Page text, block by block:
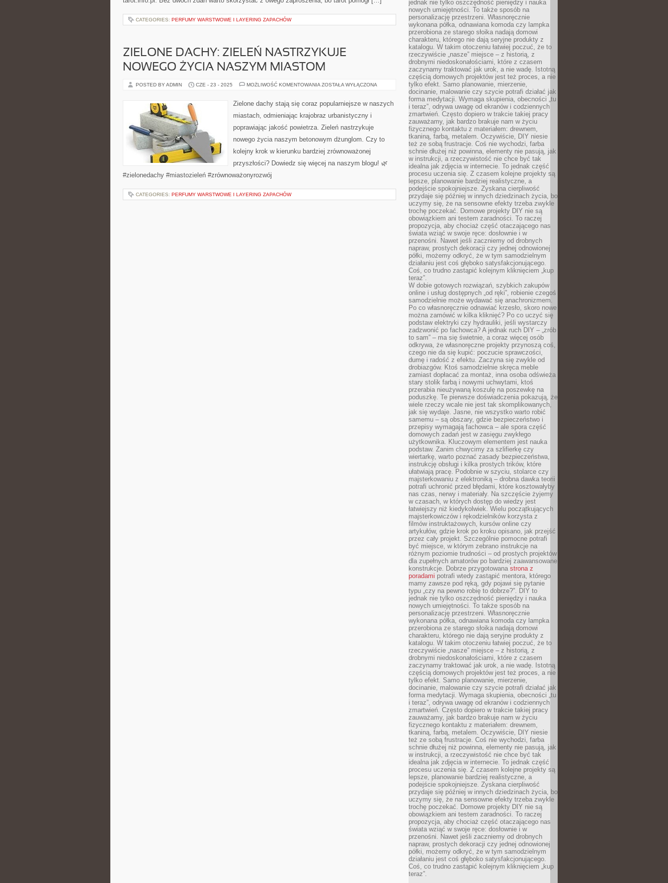
CATEGORIES: PERFUMY WARSTWOWE I LAYERING ZAPACHÓW
ZIELONE DACHY: ZIELEŃ NASTRZYKUJE
NOWEGO ŻYCIA NASZYM MIASTOM
POSTED BY ADMIN CZE - 23 - 2025 MOŻLIWOŚĆ KOMENTOWANIA ZIELONE
NASTRZYKUJE
NOWEGO
NASZYM
ZOSTAŁA WYŁĄCZONA
Zielone dachy stają się coraz popularniejsze w naszych
miastach, odmieniając krajobraz urbanistyczny i
poprawiając jakość powietrza. Zieleń nastrzykuje
nowego życia naszym betonowym dżunglom. Czy to
kolejny krok w kierunku bardziej zrównoważonej
przyszłości? Dowiedz się więcej na naszym blogu! 🌿
#zielonedachy #miastozieleń #zrównoważonyrozwój
CATEGORIES: PERFUMY WARSTWOWE I LAYERING ZAPACHÓW
jednak nie tylko oszczędność pieniędzy i nauka
nowych umiejętności. To także sposób na
personalizację przestrzeni. Własnoręcznie
wykonana półka, odnawiana komoda czy lampka
przerobiona ze starego słoika nadają domowi
charakteru, którego nie dają seryjne produkty z
katalogu. W takim otoczeniu łatwiej poczuć, że to
rzeczywiście „nasze” miejsce – z historią, z
drobnymi niedoskonałościami, które z czasem
zaczynamy traktować jak urok, a nie wadę. Istotną
częścią domowych projektów jest też proces, a nie
tylko efekt. Samo planowanie, mierzenie,
docinanie, malowanie czy szycie potrafi działać jak
forma medytacji. Wymaga skupienia, obecności „tu
i teraz”, odrywa uwagę od ekranów i codziennych
zmartwień. Często dopiero w trakcie takiej pracy
zauważamy, jak bardzo brakuje nam w życiu
fizycznego kontaktu z materiałem: drewnem,
tkaniną, farbą, metalem. Oczywiście, DIY niesie
też ze sobą frustracje. Coś nie wychodzi, farba
schnie dłużej niż powinna, elementy nie pasują, jak
w instrukcji, a rzeczywistość nie chce być tak
idealna jak zdjęcia w internecie. To jednak część
procesu uczenia się. Z czasem kolejne projekty są
lepsze, planowanie bardziej realistyczne, a
podejście spokojniejsze. Zyskana cierpliwość
przydaje się później w innych dziedzinach życia, bo
uczymy się, że na sensowne efekty trzeba zwykle
trochę poczekać. Domowe projekty DIY nie są
obowiązkiem ani testem zaradności. To raczej
propozycja, aby chociaż część otaczającego nas
świata wziąć w swoje ręce: dosłownie i w
przenośni. Nawet jeśli zaczniemy od drobnych
napraw, prostych dekoracji czy jednej odnowionej
półki, możemy odkryć, że w tym samodzielnym
działaniu jest coś głęboko satysfakcjonującego.
Coś, co trudno zastąpić kolejnym kliknięciem „kup
teraz”.
W dobie gotowych rozwiązań, szybkich zakupów
online i usług dostępnych „od ręki”, robienie czegoś
samodzielnie może wydawać się anachronizmem.
Po co własnoręcznie odnawiać krzesło, skoro nowe
można zamówić w kilka kliknięć? Po co uczyć się
podstaw elektryki czy hydrauliki, jeśli wystarczy
zadzwonić po fachowca? A jednak ruch DIY – „zrób
to sam” – ma się świetnie, a coraz więcej osób
odkrywa, że własnoręczne projekty przynoszą coś,
czego nie da się kupić: poczucie sprawczości,
dumę i radość z efektu. Zaczyna się zwykle od
drobiazgów. Ktoś samodzielnie skręca meble
zamiast dopłacać za montaż, inna osoba odświeża
stary stolik farbą i nowymi uchwytami, ktoś
przerabia nieużywaną koszulę na poszewkę na
poduszkę. Te pierwsze doświadczenia pokazują, że
wiele rzeczy wcale nie jest tak skomplikowanych,
jak się wydaje. Jasne, nie wszystko warto robić
samemu – są obszary, gdzie bezpieczeństwo i
przepisy wymagają fachowca – ale spora część
domowych zadań jest w zasięgu zwykłego
użytkownika. Kluczowym elementem jest nauka
podstaw. Zanim chwycimy za szlifierkę czy
wiertarkę, warto poznać zasady bezpieczeństwa,
instrukcję obsługi i kilka prostych trików, które
ułatwiają pracę. Podobnie w szyciu, stolarce czy
majsterkowaniu z elektroniką – drobna dawka teorii
potrafi uchronić przed błędami, które kosztowałyby
nas czas, nerwy i materiały. Na szczęście żyjemy
w czasach, w których dostęp do wiedzy jest
łatwiejszy niż kiedykolwiek. Wielu początkujących
majsterkowiczów i rękodzielników korzysta z
filmów instruktażowych, kursów online czy
artykułów, gdzie krok po kroku opisano, jak przejść
przez cały projekt. Szczególnie pomocne potrafi
być miejsce, w którym zebrano instrukcje na
różnym poziomie trudności – od prostych projektów
dla zupełnych amatorów po bardziej zaawansowane
konstrukcje. Dobrze przygotowana strona z
poradami potrafi wtedy zastąpić mentora, którego
mamy zawsze pod ręką, gdy pojawi się pytanie
typu „czy na pewno robię to dobrze?”. DIY to
jednak nie tylko oszczędność pieniędzy i nauka
nowych umiejętności. To także sposób na
personalizację przestrzeni. Własnoręcznie
wykonana półka, odnawiana komoda czy lampka
przerobiona ze starego słoika nadają domowi
charakteru, którego nie dają seryjne produkty z
katalogu. W takim otoczeniu łatwiej poczuć, że to
rzeczywiście „nasze” miejsce – z historią, z
drobnymi niedoskonałościami, które z czasem
zaczynamy traktować jak urok, a nie wadę. Istotną
częścią domowych projektów jest też proces, a nie
tylko efekt. Samo planowanie, mierzenie,
docinanie, malowanie czy szycie potrafi działać jak
forma medytacji. Wymaga skupienia, obecności „tu
i teraz”, odrywa uwagę od ekranów i codziennych
zmartwień. Często dopiero w trakcie takiej pracy
zauważamy, jak bardzo brakuje nam w życiu
fizycznego kontaktu z materiałem: drewnem,
tkaniną, farbą, metalem. Oczywiście, DIY niesie
też ze sobą frustracje. Coś nie wychodzi, farba
schnie dłużej niż powinna, elementy nie pasują, jak
w instrukcji, a rzeczywistość nie chce być tak
idealna jak zdjęcia w internecie. To jednak część
procesu uczenia się. Z czasem kolejne projekty są
lepsze, planowanie bardziej realistyczne, a
podejście spokojniejsze. Zyskana cierpliwość
przydaje się później w innych dziedzinach życia, bo
uczymy się, że na sensowne efekty trzeba zwykle
trochę poczekać. Domowe projekty DIY nie są
obowiązkiem ani testem zaradności. To raczej
propozycja, aby chociaż część otaczającego nas
świata wziąć w swoje ręce: dosłownie i w
przenośni. Nawet jeśli zaczniemy od drobnych
napraw, prostych dekoracji czy jednej odnowionej
półki, możemy odkryć, że w tym samodzielnym
działaniu jest coś głęboko satysfakcjonującego.
Coś, co trudno zastąpić kolejnym kliknięciem „kup
teraz”.